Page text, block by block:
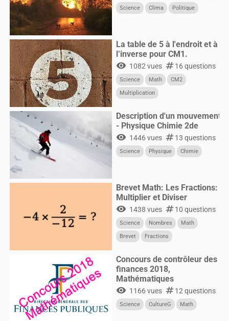
Science Clima Politique
La table de 5 à l'endroit et à
l’inverse pour CM1.
visibility 1082 vues numbers16 questions
Science Math
CM2
Multiplication
Description d'un mouvement
- Physique Chimie 2de
visibility 1446 vues numbers13 questions
Science Physique Chimie
Brevet Math: Les Fractions:
Multiplier et Diviser
visibility 1438 vues numbers10 questions
Science Nombres
Math
Brevet
Fractions
Concours de contrôleur des
finances 2018,
Mathématiques
visibility 1166 vues numbers12 questions
Science CultureG Math